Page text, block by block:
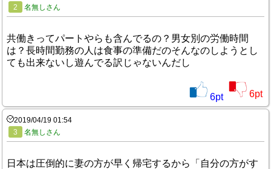
2
名無しさん
共働きってパートやらも含んでるの？男女別の労働時間
は？長時間勤務の人は食事の準備だのそんなのしようとし
ても出来ないし遊んでる訳じゃないんだし
6pt 6pt
2019/04/19 01:54
3
名無しさん
日本は圧倒的に妻の方が早く帰宅するから「自分の方がす